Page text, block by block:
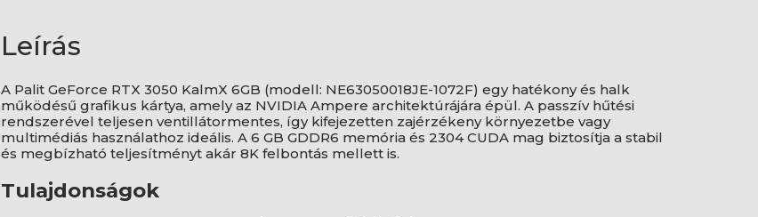
Leírás
A Palit GeForce RTX 3050 KalmX 6GB (modell: NE63050018JE-1072F) egy hatékony és halk
működésű grafikus kártya, amely az NVIDIA Ampere architektúrájára épül. A passzív hűtési
rendszerével teljesen ventillátormentes, így kifejezetten zajérzékeny környezetbe vagy
multimédiás használathoz ideális. A 6 GB GDDR6 memória és 2304 CUDA mag biztosítja a stabil
és megbízható teljesítményt akár 8K felbontás mellett is.
Tulajdonságok